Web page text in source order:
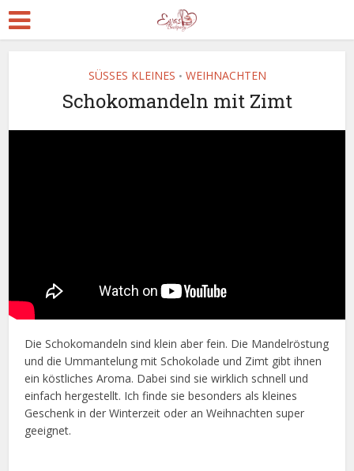
SÜSSES KLEINES • WEIHNACHTEN
Schokomandeln mit Zimt
Die Schokomandeln sind klein aber fein. Die Mandelröstung
und die Ummantelung mit Schokolade und Zimt gibt ihnen
ein köstliches Aroma. Dabei sind sie wirklich schnell und
einfach hergestellt. Ich finde sie besonders als kleines
Geschenk in der Winterzeit oder an Weihnachten super
geeignet.